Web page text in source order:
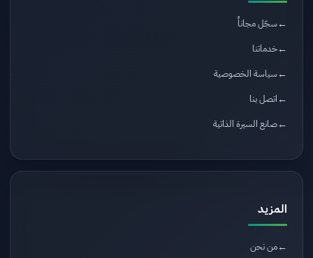
سجّل مجاناً
خدماتنا
سياسة الخصوصية
اتصل بنا
صانع السيرة الذاتية
المزيد
من نحن